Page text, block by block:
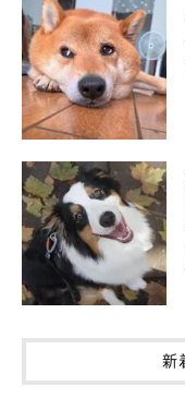
――飼い主さんやその家
えることはあるのでし
岡本先生：
「犬はもともと群れで
とをよく観察して行動
性格が愛犬に影響を与
――性格だけでなく、顔
岡本先生：
新